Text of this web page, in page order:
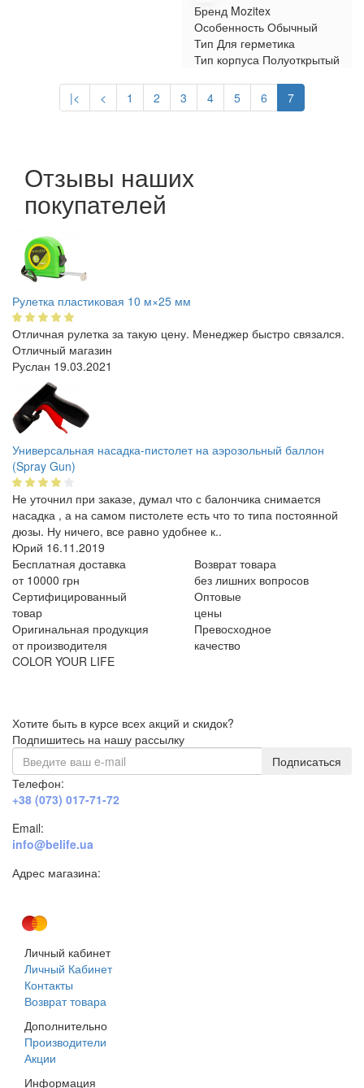
Бренд Mozitex
Особенность Обычный
Тип Для герметика
Тип корпуса Полуоткрытый
|< < 1 2 3 4 5 6 7
Отзывы наших
покупателей
Рулетка пластиковая 10 м×25 мм
Отличная рулетка за такую цену. Менеджер быстро связался.
Отличный магазин
Руслан 19.03.2021
Универсальная насадка-пистолет на аэрозольный баллон
(Spray Gun)
Не уточнил при заказе, думал что с балончика снимается
насадка , а на самом пистолете есть что то типа постоянной
дюзы. Ну ничего, все равно удобнее к..
Юрий 16.11.2019
Бесплатная доставка
от 10000 грн
Возврат товара
без лишних вопросов
Сертифицированный
товар
Оптовые
цены
Оригинальная продукция
от производителя
Превосходное
качество
COLOR YOUR LIFE
Хотите быть в курсе всех акций и скидок?
Подпишитесь на нашу рассылку
Подписаться
Телефон:
+38 (073) 017-71-72
Email:
info@belife.ua
Адрес магазина:
Личный кабинет
Личный Кабинет
Контакты
Возврат товара
Дополнительно
Производители
Акции
Информация